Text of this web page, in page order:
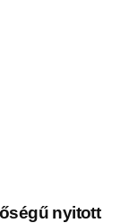
nyitott